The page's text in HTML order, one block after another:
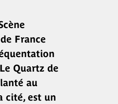
France
Quartz de
au
cité, est un